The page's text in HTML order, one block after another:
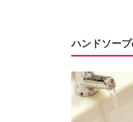
ハンドソー